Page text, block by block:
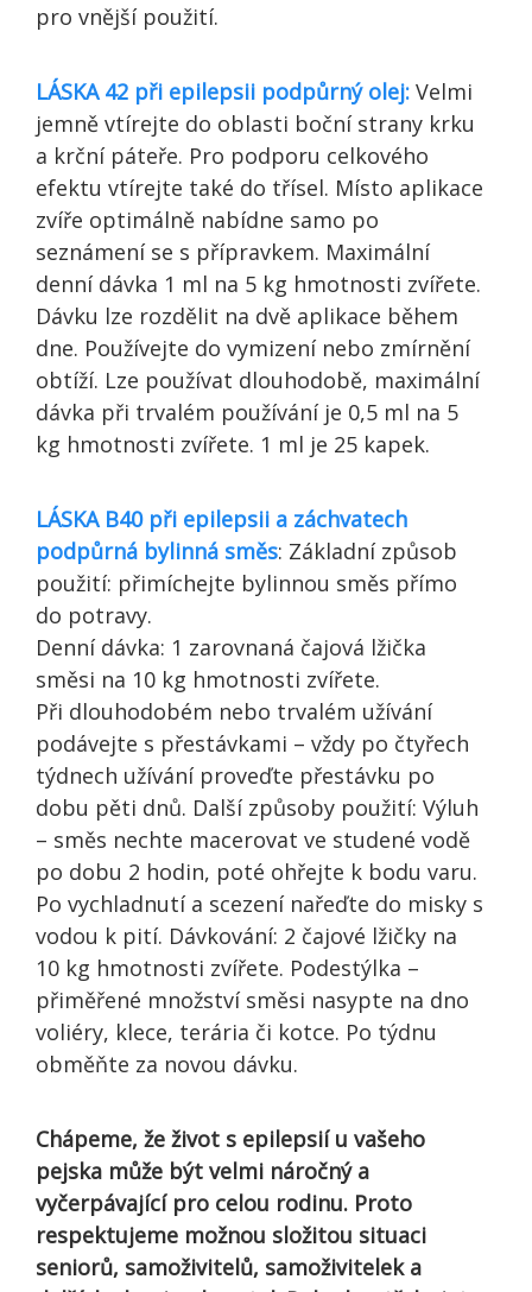
pro vnější použití.
LÁSKA 42 při epilepsii podpůrný olej: Velmi
jemně vtírejte do oblasti boční strany krku
a krční páteře. Pro podporu celkového
efektu vtírejte také do třísel. Místo aplikace
zvíře optimálně nabídne samo po
seznámení se s přípravkem. Maximální
denní dávka 1 ml na 5 kg hmotnosti zvířete.
Dávku lze rozdělit na dvě aplikace během
dne. Používejte do vymizení nebo zmírnění
obtíží. Lze používat dlouhodobě, maximální
dávka při trvalém používání je 0,5 ml na 5
kg hmotnosti zvířete. 1 ml je 25 kapek.
LÁSKA B40 při epilepsii a záchvatech
podpůrná bylinná směs: Základní způsob
použití: přimíchejte bylinnou směs přímo
do potravy.
Denní dávka: 1 zarovnaná čajová lžička
směsi na 10 kg hmotnosti zvířete.
Při dlouhodobém nebo trvalém užívání
podávejte s přestávkami – vždy po čtyřech
týdnech užívání proveďte přestávku po
dobu pěti dnů. Další způsoby použití: Výluh
– směs nechte macerovat ve studené vodě
po dobu 2 hodin, poté ohřejte k bodu varu.
Po vychladnutí a scezení nařeďte do misky s
vodou k pití. Dávkování: 2 čajové lžičky na
10 kg hmotnosti zvířete. Podestýlka –
přiměřené množství směsi nasypte na dno
voliéry, klece, terária či kotce. Po týdnu
obměňte za novou dávku.
Chápeme, že život s epilepsií u vašeho
pejska může být velmi náročný a
vyčerpávající pro celou rodinu. Proto
respektujeme možnou složitou situaci
seniorů, samoživitelů, samoživitelek a